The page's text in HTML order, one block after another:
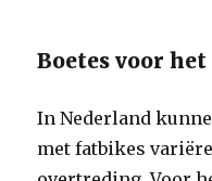
Boetes voor
In Nederland
met fatbikes